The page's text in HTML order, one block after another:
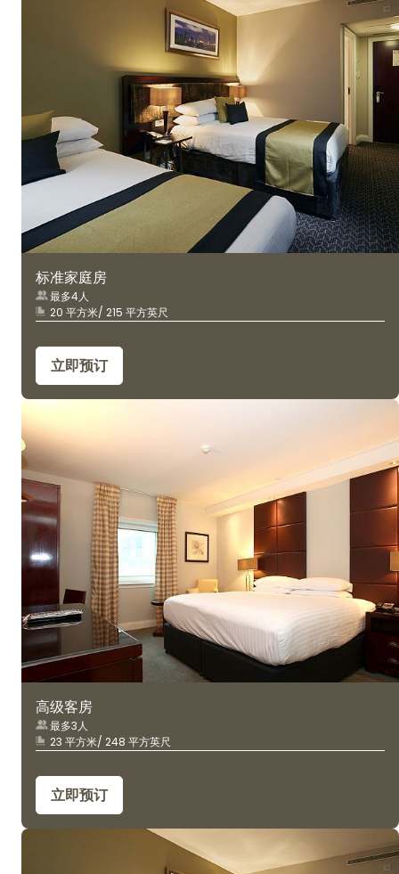
标准家庭房
最多4人
20 平方米/ 215 平方英尺
立即预订
高级客房
最多3人
23 平方米/ 248 平方英尺
立即预订